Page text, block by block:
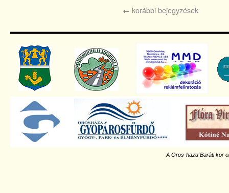
← korábbi bejegyzések
A Oros-haza Baráti kör